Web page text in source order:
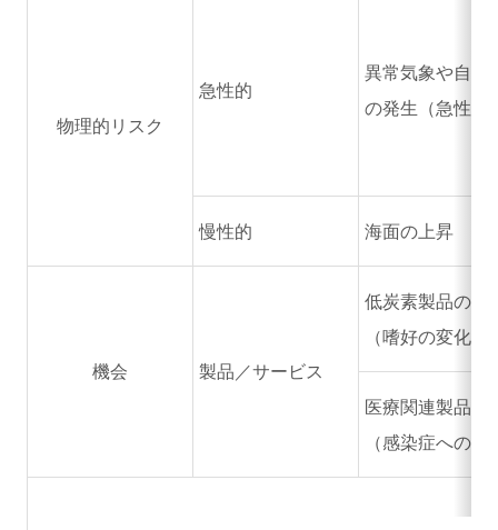
物理的リスク
急性的
異常気象や自然
の発生（急性）
慢性的 海面の上昇
機会 製品／サービス
低炭素製品の需
（嗜好の変化）
医療関連製品の
（感染症への対